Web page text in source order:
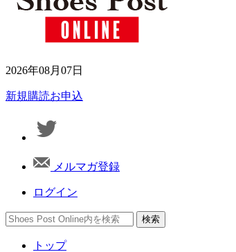
2026年08月07日
新規購読お申込
メルマガ登録
ログイン
トップ